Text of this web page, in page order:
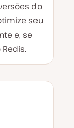
do
seu
e, se